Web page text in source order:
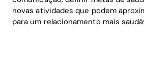
novas atividades que podem
para um relacionamento mais